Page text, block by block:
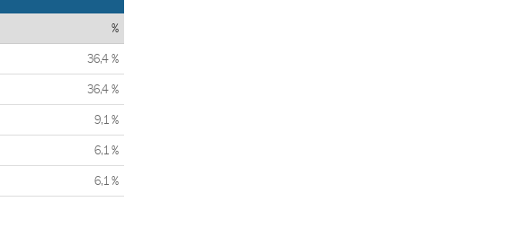
%
36,4 %
36,4 %
9,1 %
6,1 %
6,1 %